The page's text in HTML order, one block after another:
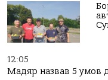
12:05
Мадяр назвав 5 умов